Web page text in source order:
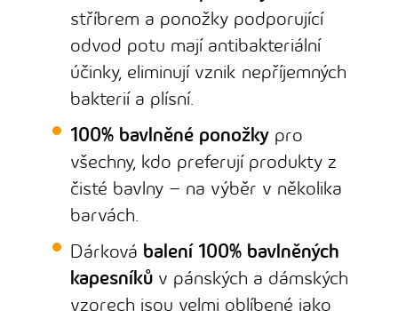
stříbrem a ponožky podporující
odvod potu mají antibakteriální
účinky, eliminují vznik nepříjemných
bakterií a plísní.
100% bavlněné ponožky pro
všechny, kdo preferují produkty z
čisté bavlny – na výběr v několika
barvách.
Dárková balení 100% bavlněných
kapesníků v pánských a dámských
vzorech jsou velmi oblíbené jako